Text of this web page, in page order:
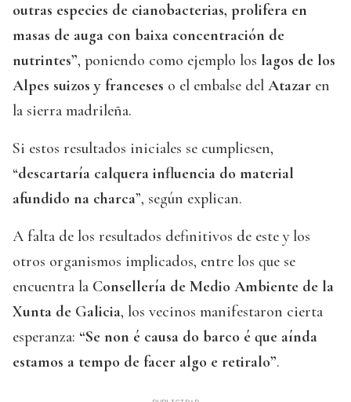
outras especies de cianobacterias, prolifera en
masas de auga con baixa concentración de
nutrintes”, poniendo como ejemplo los lagos de los
Alpes suizos y franceses o el embalse del Atazar en
la sierra madrileña.
Si estos resultados iniciales se cumpliesen,
“descartaría calquera influencia do material
afundido na charca”, según explican.
A falta de los resultados definitivos de este y los
otros organismos implicados, entre los que se
encuentra la Consellería de Medio Ambiente de la
Xunta de Galicia, los vecinos manifestaron cierta
esperanza: “Se non é causa do barco é que aínda
estamos a tempo de facer algo e retiralo”.